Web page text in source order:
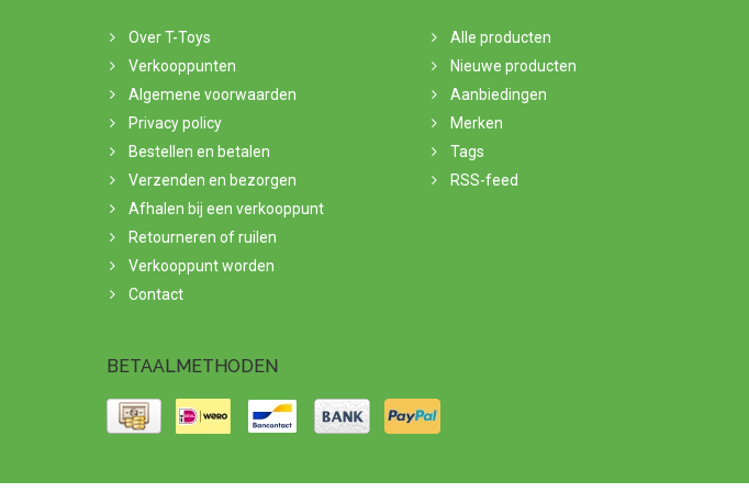
Over T-Toys
Verkooppunten
Algemene voorwaarden
Privacy policy
Bestellen en betalen
Verzenden en bezorgen
Afhalen bij een verkooppunt
Retourneren of ruilen
Verkooppunt worden
Contact
Alle producten
Nieuwe producten
Aanbiedingen
Merken
Tags
RSS-feed
BETAALMETHODEN